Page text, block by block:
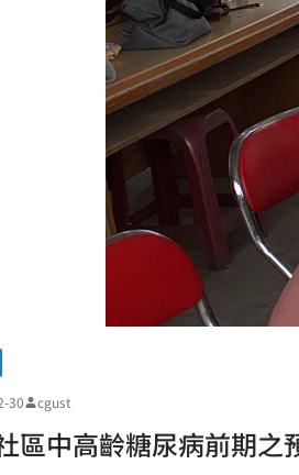
30 cgust
區中高齡糖尿病前期之